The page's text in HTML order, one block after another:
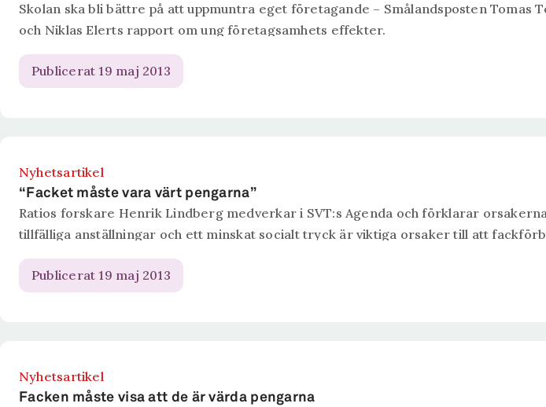
Skolan ska bli bättre på att uppmuntra eget företagande – Smålandsposten
och Niklas Elerts rapport om ung företagsamhets effekter.
Publicerat 19 maj 2013
Nyhetsartikel
“Facket måste vara värt pengarna”
Ratios forskare Henrik Lindberg medverkar i SVT:s Agenda och förklarar
tillfälliga anställningar och ett minskat socialt tryck är viktiga orsaker till att
Publicerat 19 maj 2013
Nyhetsartikel
Facken måste visa att de är värda pengarna